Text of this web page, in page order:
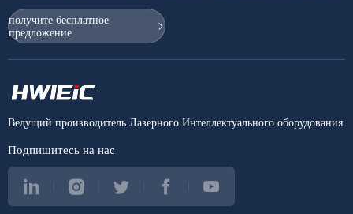
получите бесплатное
предложение
Ведущий производитель Лазерного Интеллектуального оборудования
Подпишитесь на нас